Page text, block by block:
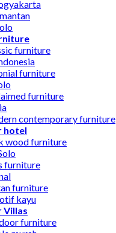
furniture
furniture
furniture
contemporary furniture
hotel
wood furniture
furniture
furniture
kayu
Villas
furniture